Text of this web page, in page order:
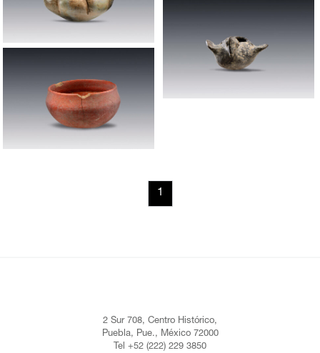
1
2 Sur 708, Centro Histórico,
Puebla, Pue., México 72000
Tel +52 (222) 229 3850